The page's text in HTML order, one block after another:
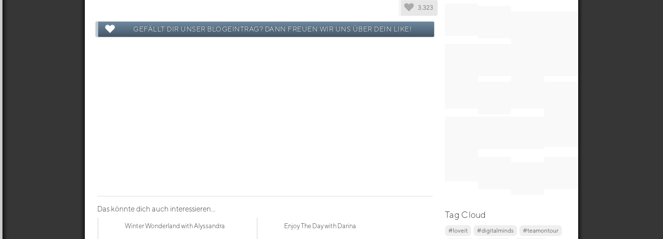
3.323
GEFÄLLT DIR UNSER BLOGEINTRAG? DANN FREUEN WIR UNS ÜBER DEIN LIKE!
Das könnte dich auch interessieren...
Winter Wonderland with Alyssandra Enjoy The Day with Darina
Tag Cloud
#loveit #digitalminds
#teamontour